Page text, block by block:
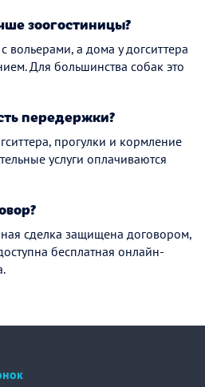
зоогостиницы?
вольерами, а дома у догситтера
Для большинства собак это
передержки?
прогулки и кормление
услуги оплачиваются
сделка защищена договором,
бесплатная онлайн-